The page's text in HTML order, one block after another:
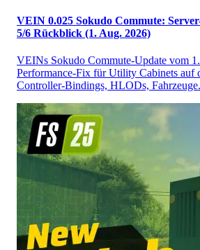
VEIN 0.025 Sokudo Commute:
5/6 Rückblick (1. Aug. 2026)
VEINs Sokudo Commute-Update vom
Performance-Fix für Utility Cabinets auf
Controller-Bindings, HLODs, Fahrzeuge.